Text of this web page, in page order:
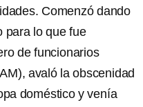
Comenzó dando
para lo que fue
de funcionarios
avaló la obscenidad
doméstico y venía